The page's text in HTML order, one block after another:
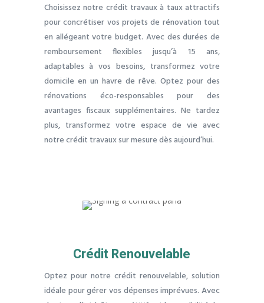
Choisissez notre crédit travaux à taux attractifs
pour concrétiser vos projets de rénovation tout
en allégeant votre budget. Avec des durées de
remboursement flexibles jusqu’à 15 ans,
adaptables à vos besoins, transformez votre
domicile en un havre de rêve. Optez pour des
rénovations éco-responsables pour des
avantages fiscaux supplémentaires. Ne tardez
plus, transformez votre espace de vie avec
notre crédit travaux sur mesure dès aujourd’hui.
Crédit Renouvelable
Optez pour notre crédit renouvelable, solution
idéale pour gérer vos dépenses imprévues. Avec